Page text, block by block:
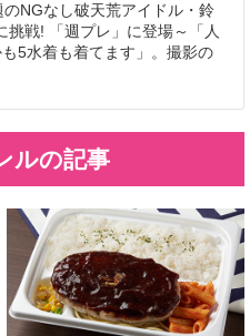
NGなし破天荒アイドル・鈴
挑戦! 「週プレ」に登場～「人
5水着も着てます」。撮影の
ルの記事